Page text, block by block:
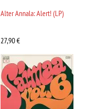
Alter Annala: Alert! (LP)
27,90€